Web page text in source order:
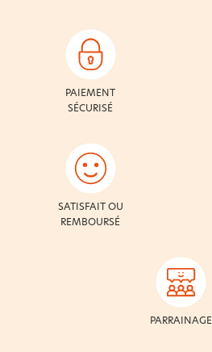
PAIEMENT
SÉCURISÉ
SATISFAIT OU
REMBOURSÉ
PARRAINAGE